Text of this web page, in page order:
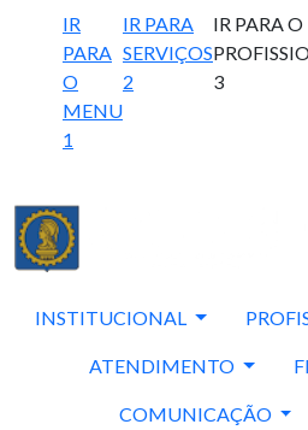
IR
PARA
O
MENU
1
IR PARA
SERVIÇOS
2
IR PARA O
3
INSTITUCIONAL
ATENDIMENTO
COMUNICAÇÃO